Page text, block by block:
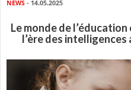
NEWS - 14.05.2025
Le monde de
l’ère des